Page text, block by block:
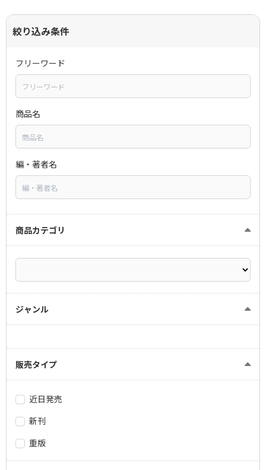
絞り込み条件
フリーワード
商品名
編・著者名
商品カテゴリ
ジャンル
販売タイプ
近日発売
新刊
重版